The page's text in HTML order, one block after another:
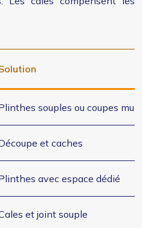
souples ou coupes
et caches
avec espace dédié
et joint souple